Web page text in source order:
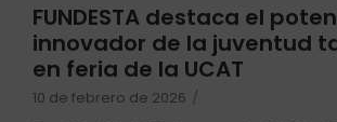
FUNDESTA destaca el
innovador de la juventud
en feria de la UCAT
10 de febrero de 2026 /